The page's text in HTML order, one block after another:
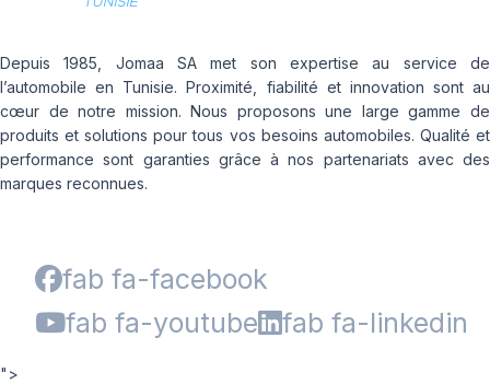
Depuis 1985, Jomaa SA met son expertise au service de
l’automobile en Tunisie. Proximité, fiabilité et innovation sont au
cœur de notre mission. Nous proposons une large gamme de
produits et solutions pour tous vos besoins automobiles. Qualité et
performance sont garanties grâce à nos partenariats avec des
marques reconnues.
fab fa-facebook
fab fa-youtube
fab fa-linkedin
">